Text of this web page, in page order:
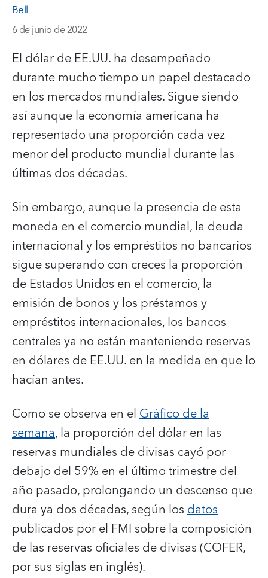
Bell
6 de junio de 2022
El dólar de EE.UU. ha desempeñado
durante mucho tiempo un papel destacado
en los mercados mundiales. Sigue siendo
así aunque la economía americana ha
representado una proporción cada vez
menor del producto mundial durante las
últimas dos décadas.
Sin embargo, aunque la presencia de esta
moneda en el comercio mundial, la deuda
internacional y los empréstitos no bancarios
sigue superando con creces la proporción
de Estados Unidos en el comercio, la
emisión de bonos y los préstamos y
empréstitos internacionales, los bancos
centrales ya no están manteniendo reservas
en dólares de EE.UU. en la medida en que lo
hacían antes.
Como se observa en elGráfico de la
semana, la proporción del dólar en las
reservas mundiales de divisas cayó por
debajo del 59% en el último trimestre del
año pasado, prolongando un descenso que
dura ya dos décadas, según losdatos
publicados por el FMI sobre la composición
de las reservas oficiales de divisas (COFER,
por sus siglas en inglés).